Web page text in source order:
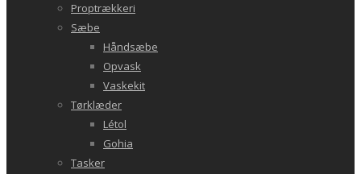
Proptrækkeri
Sæbe
Håndsæbe
Opvask
Vaskekit
Tørklæder
Létol
Gohia
Tasker